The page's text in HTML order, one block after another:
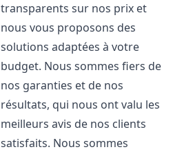
transparents sur nos prix et
nous vous proposons des
solutions adaptées à votre
budget. Nous sommes fiers de
nos garanties et de nos
résultats, qui nous ont valu les
meilleurs avis de nos clients
satisfaits. Nous sommes